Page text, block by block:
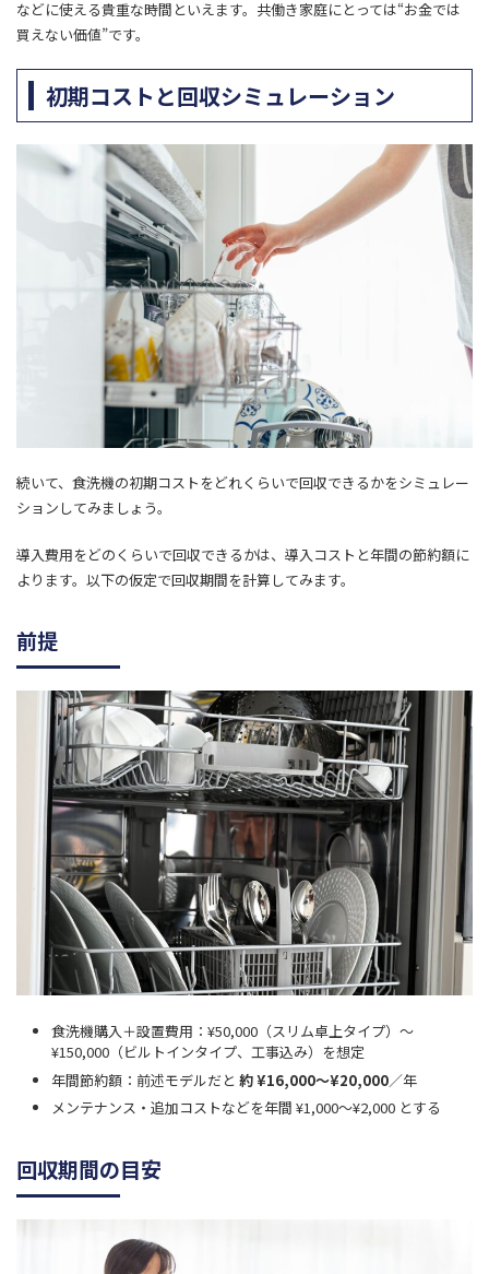
などに使える貴重な時間といえます。共働き家庭にとっては“お金では
買えない価値”です。
初期コストと回収シミュレーション
続いて、食洗機の初期コストをどれくらいで回収できるかをシミュレー
ションしてみましょう。
導入費用をどのくらいで回収できるかは、導入コストと年間の節約額に
よります。以下の仮定で回収期間を計算してみます。
前提
食洗機購入＋設置費用：¥50,000（スリム卓上タイプ）〜
¥150,000（ビルトインタイプ、工事込み）を想定
年間節約額：前述モデルだと 約 ¥16,000〜¥20,000／年
メンテナンス・追加コストなどを年間 ¥1,000〜¥2,000 とする
回収期間の目安